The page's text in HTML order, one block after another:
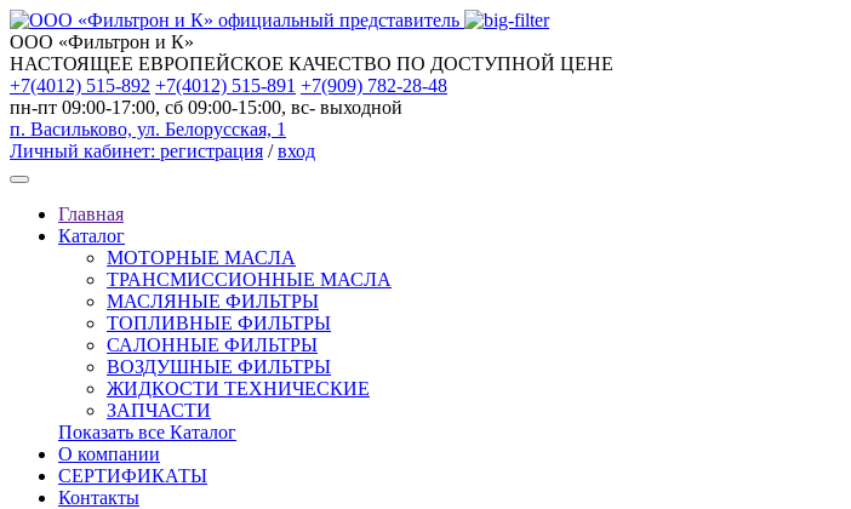
официальный представитель
ООО «Фильтрон и К»
НАСТОЯЩЕЕ ЕВРОПЕЙСКОЕ КАЧЕСТВО ПО ДОСТУПНОЙ ЦЕНЕ
+7(4012) 515-892 +7(4012) 515-891 +7(909) 782-28-48
пн-пт 09:00-17:00, сб 09:00-15:00, вс- выходной
п. Васильково, ул. Белорусская, 1
Личный кабинет: регистрация /вход
Главная
Каталог
МОТОРНЫЕ МАСЛА
ТРАНСМИССИОННЫЕ МАСЛА
МАСЛЯНЫЕ ФИЛЬТРЫ
ТОПЛИВНЫЕ ФИЛЬТРЫ
САЛОННЫЕ ФИЛЬТРЫ
ВОЗДУШНЫЕ ФИЛЬТРЫ
ЖИДКОСТИ ТЕХНИЧЕСКИЕ
ЗАПЧАСТИ
Показать все Каталог
О компании
СЕРТИФИКАТЫ
Контакты